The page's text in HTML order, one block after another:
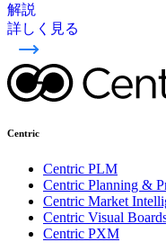
解説
詳しく見る
Centric
Centric PLM
Centric Planning &
Centric Market
Centric Visual
Centric PXM